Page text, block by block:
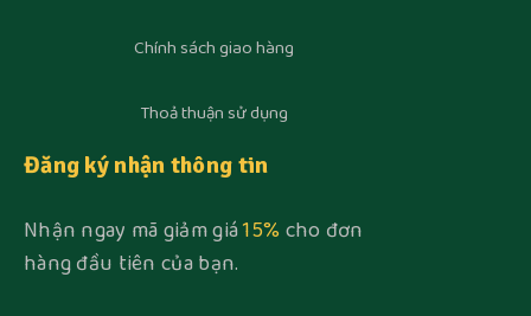
Chính sách giao hàng
Thoả thuận sử dụng
Đăng ký nhận thông tin
Nhận ngay mã giảm giá15%cho đơn
hàng đầu tiên của bạn.